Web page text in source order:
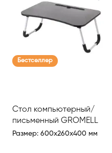
Бестселлер
Стол компьютерный/
письменный GROMELL
TARO
Размер: 600x260x400 мм